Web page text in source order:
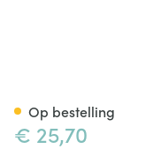
€ 25,70
Op bestelling